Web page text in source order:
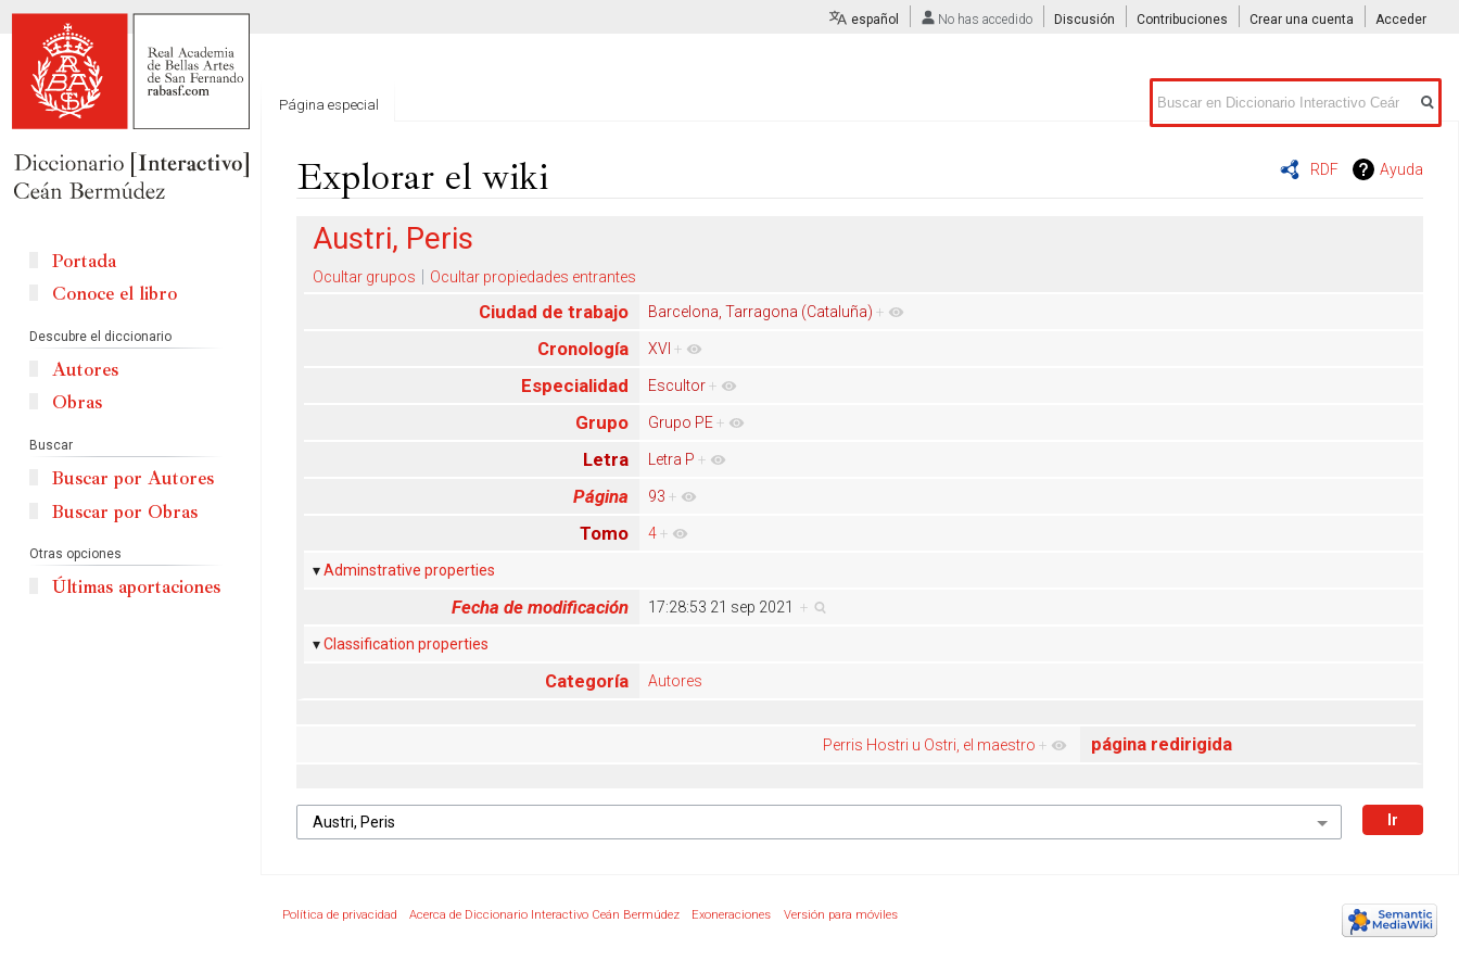
RDF Ayuda
Explorar el wiki
Austri, Peris
Ocultar grupos Ocultar propiedades entrantes
Ciudad de trabajo Barcelona, Tarragona (Cataluña) +
Cronología XVI +
Especialidad Escultor +
Grupo Grupo PE +
Letra Letra P +
Página 93 +
Tomo 4 +
Adminstrative properties
Fecha de modificación 17:28:53 21 sep 2021+
Classification properties
Categoría Autores
Perris Hostri u Ostri, el maestro + página redirigida
español No has accedido Discusión Contribuciones Crear una cuenta Acceder
Página especial
Buscar
Portada
Conoce el libro
Descubre el diccionario
Autores
Obras
Buscar
Buscar por Autores
Buscar por Obras
Otras opciones
Últimas aportaciones
Política de privacidad Acerca de Diccionario Interactivo Ceán Bermúdez Exoneraciones Versión para móviles